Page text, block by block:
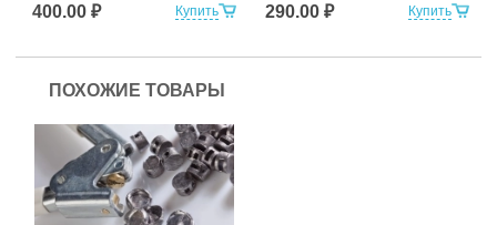
Купить
400.00 ₽ Купить
290.00 ₽
ПОХОЖИЕ ТОВАРЫ